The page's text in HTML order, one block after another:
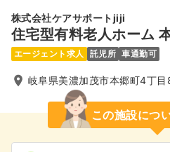
株式会社ケアサポートjiji
住宅型有料老人ホーム
エージェント求人 託児所 車通勤可
岐阜県美濃加茂市本郷町4丁
この施設につ